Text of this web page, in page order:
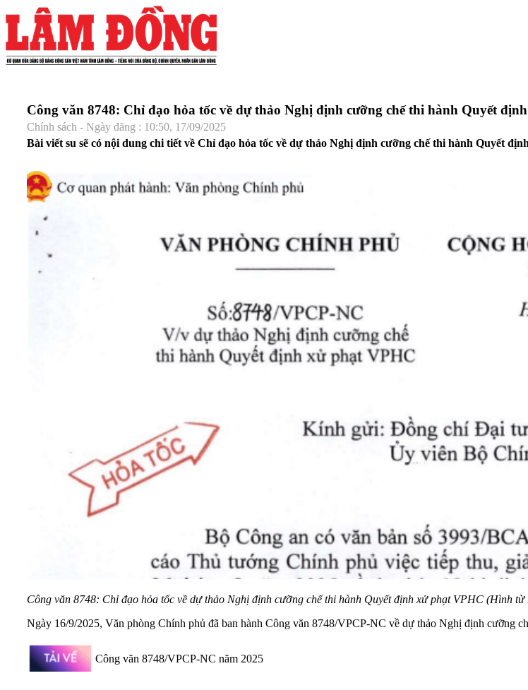
Công văn 8748: Chỉ đạo hỏa tốc về dự thảo Nghị định cưỡng chế thi hành Quyết
Chính sách - Ngày đăng : 10:50, 17/09/2025
Bài viết su sẽ có nội dung chi tiết về Chỉ đạo hỏa tốc về dự thảo Nghị định cưỡng chế thi hành Quyết
Công văn 8748: Chỉ đạo hỏa tốc về dự thảo Nghị định cưỡng chế thi hành Quyết định xử phạt VPHC (Hình từ
Ngày 16/9/2025, Văn phòng Chính phủ đã ban hành Công văn 8748/VPCP-NC về dự thảo Nghị định cưỡng
Công văn 8748/VPCP-NC năm 2025